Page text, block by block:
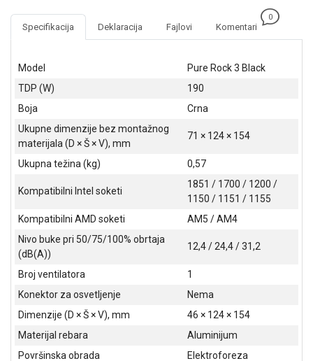
SOLARNI
SISTEMI
OPREMA
ŠTAMPAČI,
SKENERI I
FOTOKOPIRI
FOTOAPARATI
I KAMERE
GPS
VIDEO
NADZOR I
OPREMA
KABLOVI I
Specifikacija Deklaracija Fajlovi Komentari
0
Model
Pure Rock 3 Black
TDP (W)
190
Boja
Crna
Ukupne dimenzije bez montažnog
materijala (D × Š × V), mm
71 × 124 × 154
Ukupna težina (kg) 0,57
Kompatibilni Intel soketi
1851 / 1700 / 1200 /
1150 / 1151 / 1155
Kompatibilni AMD soketi
AM5 / AM4
Nivo buke pri 50/75/100% obrtaja
(dB(A))
12,4 / 24,4 / 31,2
Broj ventilatora
1
Konektor za osvetljenje
Nema
Dimenzije (D × Š × V), mm
46 × 124 × 154
Materijal rebara
Aluminijum
Površinska obrada
Elektroforeza